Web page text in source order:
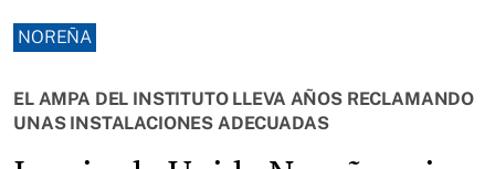
NOREÑA
EL AMPA DEL INSTITUTO LLEVA AÑOS RECLAMANDO
UNAS INSTALACIONES ADECUADAS